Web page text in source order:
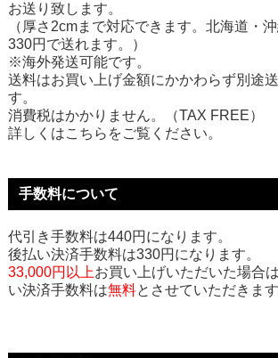
お送り致します。
（厚さ2cmまで対応できます。北海道・
330円で送れます。）
※海外発送可能です。
送料はお買い上げ金額にかかわらず別途
す。
消費税はかかりません。（TAX FREE）
詳しくはこちらをご覧ください。
手数料について
代引き手数料は440円になります。
後払い決済手数料は330円になります。
33,000円以上お買い上げいただいた場合
い決済手数料は無料とさせていただきます